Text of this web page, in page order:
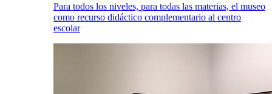
Para todos los niveles, para todas las materias, el museo
como recurso didáctico complementario al centro
escolar